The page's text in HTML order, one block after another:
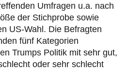
Umfragen u.a. nach
der Stichprobe sowie
US-Wahl. Die Befragten
fünf Kategorien
Trumps Politik mit sehr gut,
oder sehr schlecht